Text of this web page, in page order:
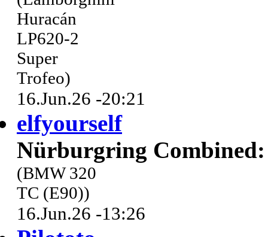
Huracán
LP620-2
Super
Trofeo)
16.Jun.26 -20:21
elfyourself
Nürburgring Combined:
(BMW 320
TC (E90))
16.Jun.26 -13:26